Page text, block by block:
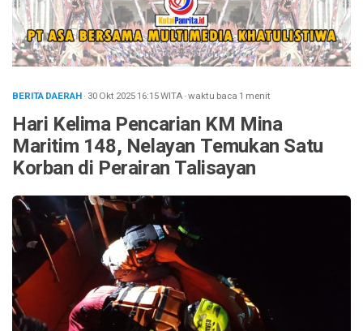
BERITA DAERAH· 30 Okt 202516:15WITA·waktu baca 1 menit
Hari Kelima Pencarian KM Mina
Maritim 148, Nelayan Temukan Satu
Korban di Perairan Talisayan